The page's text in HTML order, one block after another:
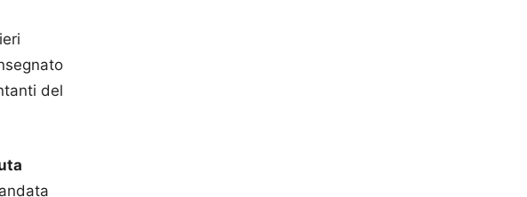
del